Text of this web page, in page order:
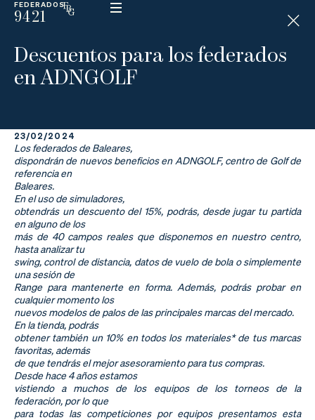
FEDERADOS
9421
ESP
N
D
C
La
Federación
Federarse
Jugar
Aprender
Actualidad
Tienda
Descuentos para los federados
en ADNGOLF
23/02/2024
Los federados de Baleares,
dispondrán de nuevos beneficios en ADNGOLF, centro de Golf de
referencia en
Baleares.
En el uso de simuladores,
obtendrás un descuento del 15%, podrás, desde jugar tu partida
en alguno de los
más de 40 campos reales que disponemos en nuestro centro,
hasta analizar tu
swing, control de distancia, datos de vuelo de bola o simplemente
una sesión de
Range para mantenerte en forma. Además, podrás probar en
cualquier momento los
nuevos modelos de palos de las principales marcas del mercado.
En la tienda, podrás
obtener también un 10% en todos los materiales* de tus marcas
favoritas, además
de que tendrás el mejor asesoramiento para tus compras.
Desde hace 4 años estamos
vistiendo a muchos de los equipos de los torneos de la
federación, por lo que
para todas las competiciones por equipos presentamos esta